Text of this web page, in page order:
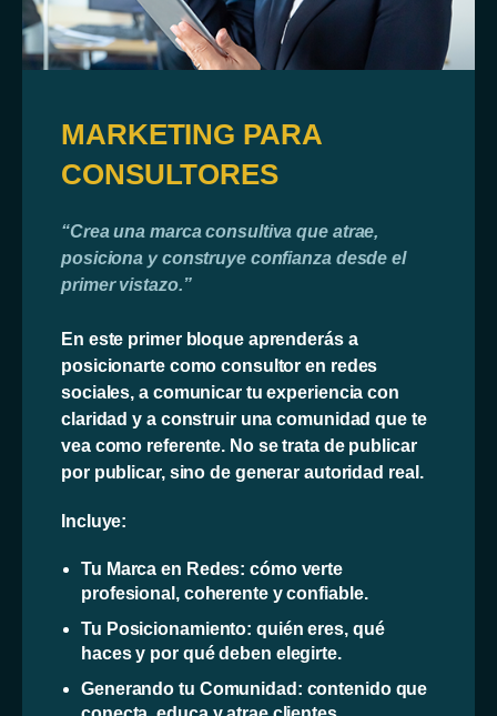
MARKETING PARA
CONSULTORES
“Crea una marca consultiva que atrae,
posiciona y construye confianza desde el
primer vistazo.”
En este primer bloque aprenderás a
posicionarte como consultor en redes
sociales, a comunicar tu experiencia con
claridad y a construir una comunidad que te
vea como referente. No se trata de publicar
por publicar, sino de generar autoridad real.
Incluye:
Tu Marca en Redes: cómo verte
profesional, coherente y confiable.
Tu Posicionamiento: quién eres, qué
haces y por qué deben elegirte.
Generando tu Comunidad: contenido que